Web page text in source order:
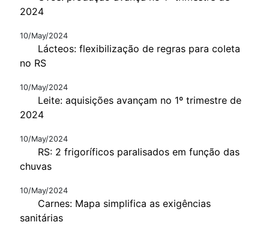
2024
10/May/2024
Lácteos: flexibilização de regras para coleta
no RS
10/May/2024
Leite: aquisições avançam no 1º trimestre de
2024
10/May/2024
RS: 2 frigoríficos paralisados em função das
chuvas
10/May/2024
Carnes: Mapa simplifica as exigências
sanitárias